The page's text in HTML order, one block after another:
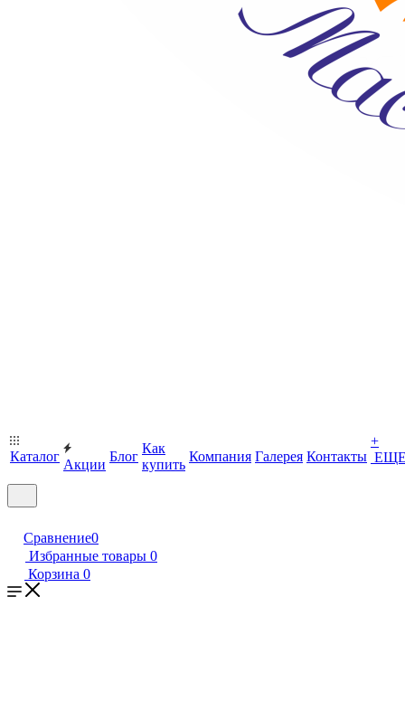
Каталог
Акции
Блог
Как
купить
Компания Галерея Контакты
+
Сравнение0
Избранные товары 0
Корзина 0